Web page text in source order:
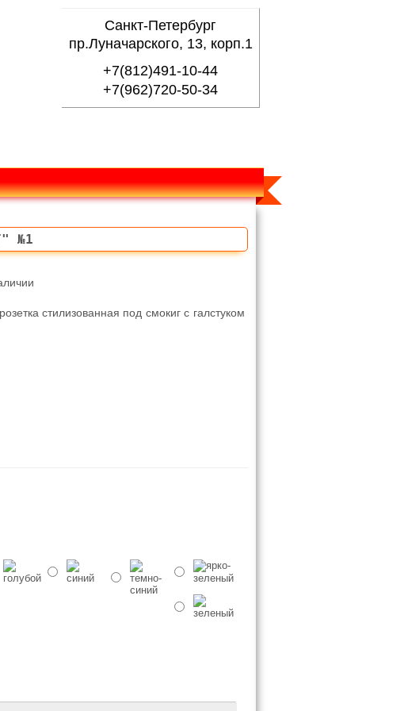
Санкт-Петербург
пр.Луначарского, 13, корп.1
+7(812)491-10-44
+7(962)720-50-34
№1
стилизованная под смокиг с галстуком